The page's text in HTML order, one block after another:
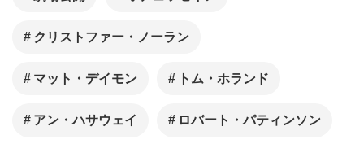
クリストファー・ノーラン
マット・デイモン トム・ホランド
アン・ハサウェイ ロバート・パティンソン